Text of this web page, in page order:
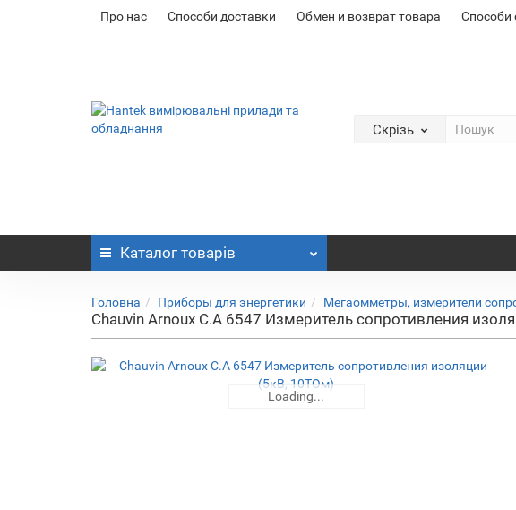
Про нас Cпособи доставки Обмен и возврат товара Способи
Скрізь
Каталог товарів
Головна Приборы для энергетики Мегаомметры, измерители
Chauvin Arnoux C.A 6547 Измеритель сопротивления
Loading...
Loading...